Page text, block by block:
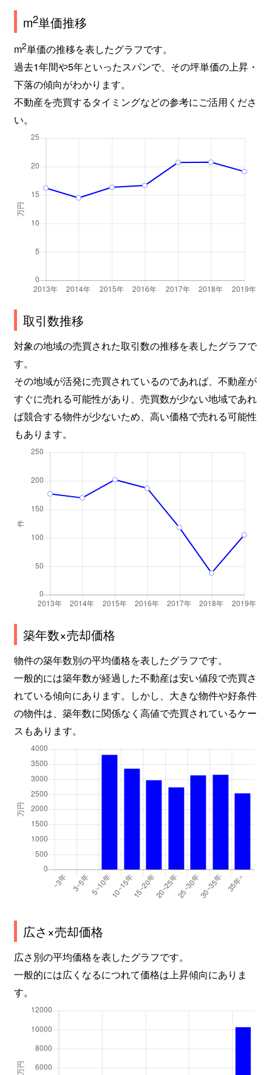
m2単価推移
m2単価の推移を表したグラフです。
過去1年間や5年といったスパンで、その坪単価の上昇・
下落の傾向がわかります。
不動産を売買するタイミングなどの参考にご活用くださ
い。
取引数推移
対象の地域の売買された取引数の推移を表したグラフで
す。
その地域が活発に売買されているのであれば、不動産が
すぐに売れる可能性があり、売買数が少ない地域であれ
ば競合する物件が少ないため、高い価格で売れる可能性
もあります。
築年数×売却価格
物件の築年数別の平均価格を表したグラフです。
一般的には築年数が経過した不動産は安い値段で売買さ
れている傾向にあります。しかし、大きな物件や好条件
の物件は、築年数に関係なく高値で売買されているケー
スもあります。
広さ×売却価格
広さ別の平均価格を表したグラフです。
一般的には広くなるにつれて価格は上昇傾向にありま
す。